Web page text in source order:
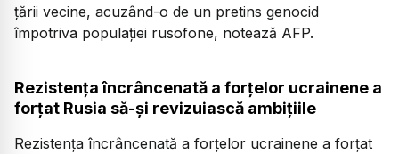
ţării vecine, acuzând-o de un pretins genocid
împotriva populaţiei rusofone, notează AFP.
Rezistenţa încrâncenată a forţelor ucrainene a
forţat Rusia să-şi revizuiască ambiţiile
Rezistenţa încrâncenată a forţelor ucrainene a forţat